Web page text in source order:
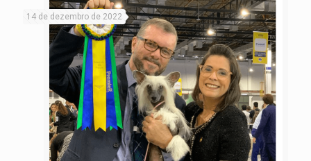
14 de dezembro de 2022